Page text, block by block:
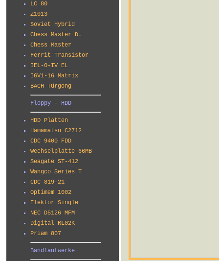
LC 80
Z1013
Soviet Hybrid
Chess Master D.
Chess Master
Ferrit Transistor
IEL-0-IV EL
IGV1-16 Matrix
BACH Türgong
Floppy - HDD
HDD Platten
Hamamatsu C2712
CDC 9400 FDD
Wechselplatte 66MB
Seagate ST-412
Wangco Series T
CDC 819-21
Optimem 1002
Elektor Single
NEC D5126 MFM
Digital RL02K
Priam 807
Bandlaufwerke